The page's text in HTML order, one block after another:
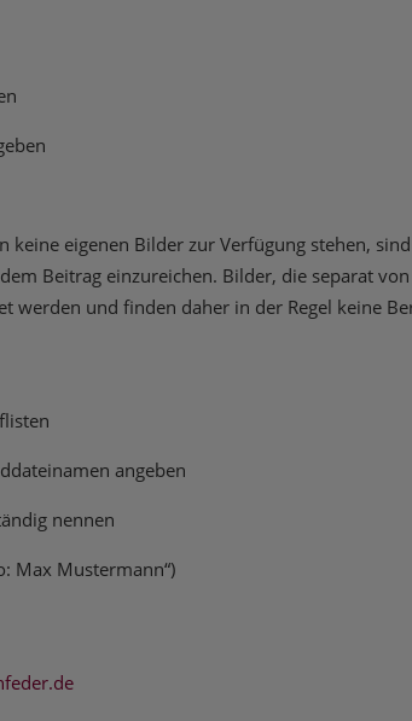
keine eigenen Bilder zur Verfügung stehen,
Beitrag einzureichen. Bilder, die separat
werden und finden daher in der Regel keine
angeben
nennen
Max Mustermann“)